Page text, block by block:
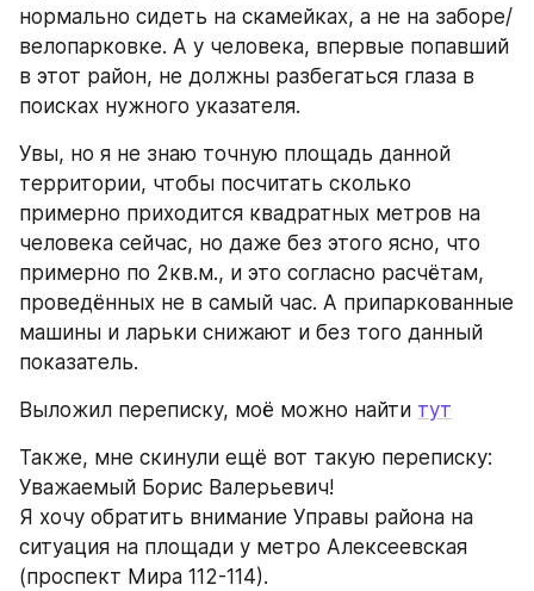
нормально сидеть на скамейках, а не на заборе/
велопарковке. А у человека, впервые попавший
в этот район, не должны разбегаться глаза в
поисках нужного указателя.
Увы, но я не знаю точную площадь данной
территории, чтобы посчитать сколько
примерно приходится квадратных метров на
человека сейчас, но даже без этого ясно, что
примерно по 2кв.м., и это согласно расчётам,
проведённых не в самый час. А припаркованные
машины и ларьки снижают и без того данный
показатель.
Выложил переписку, моё можно найти тут
Также, мне скинули ещё вот такую переписку:
Уважаемый Борис Валерьевич!
Я хочу обратить внимание Управы района на
ситуация на площади у метро Алексеевская
(проспект Мира 112-114).